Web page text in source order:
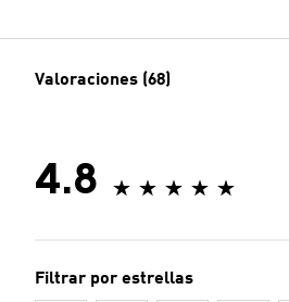
Valoraciones (68)
4.8
Filtrar por estrellas